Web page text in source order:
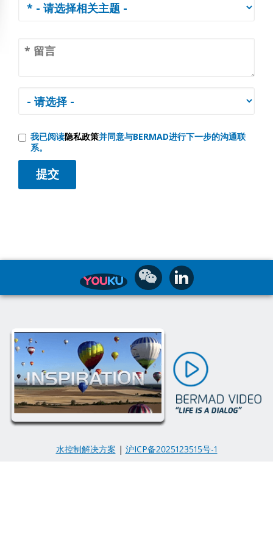
我已阅读隐私政策并同意与BERMAD进行下一步的沟通联
系。
水控制解决方案 | 沪ICP备2025123515号-1